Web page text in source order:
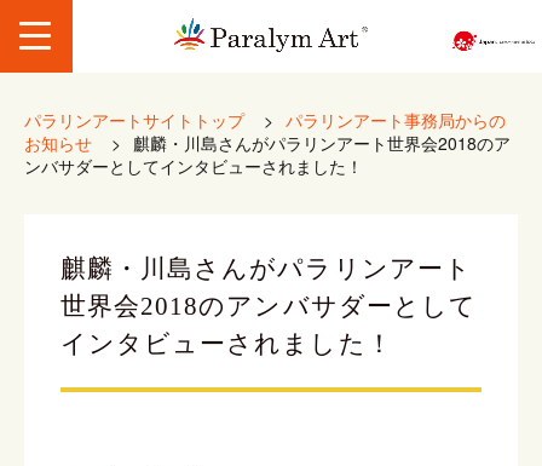
パラリンアートサイトトップ > パラリンアート事務局からの
お知らせ
> 麒麟・川島さんがパラリンアート世界会2018のア
ンバサダーとしてインタビューされました！
麒麟・川島さんがパラリンアート
世界会2018のアンバサダーとして
インタビューされました！